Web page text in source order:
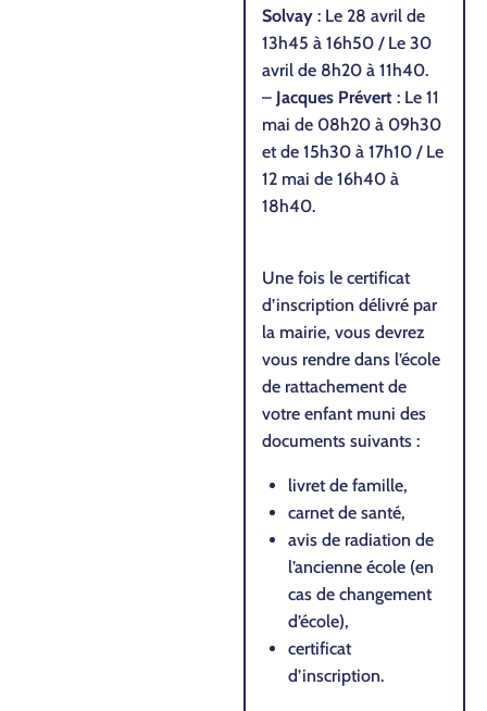
Solvay : Le 28 avril de
13h45 à 16h50 / Le 30
avril de 8h20 à 11h40.
– Jacques Prévert : Le 11
mai de 08h20 à 09h30
et de 15h30 à 17h10 / Le
12 mai de 16h40 à
18h40.
Une fois le certificat
d’inscription délivré par
la mairie, vous devrez
vous rendre dans l’école
de rattachement de
votre enfant muni des
documents suivants :
livret de famille,
carnet de santé,
avis de radiation de
l’ancienne école (en
cas de changement
d’école),
certificat
d’inscription.